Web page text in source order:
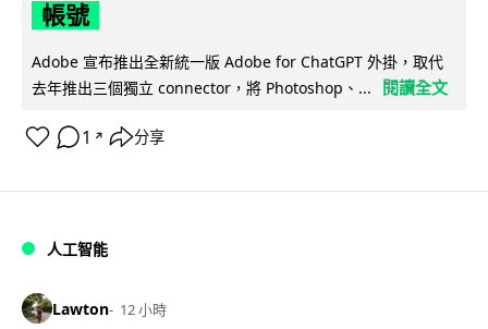
帳號
Adobe 宣布推出全新統一版 Adobe for ChatGPT 外掛，取代
去年推出三個獨立 connector，將 Photoshop、...
閱讀全文
1 ↗ 分享
人工智能
Lawton 12 小時